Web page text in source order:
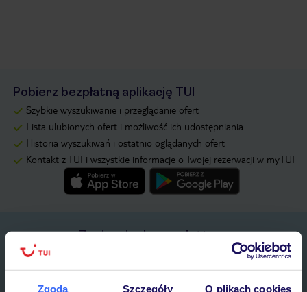
Zgoda Szczegóły O plikach cookies
Pobierz bezpłatną aplikację TUI
Szybkie wyszukiwanie i przeglądanie ofert
Lista ulubionych ofert i możliwość ich udostępniania
Historia wyszukiwań i ostatnio oglądanych ofert
Kontakt z TUI i wszystkie informacje o Twojej rezerwacji w myTUI
Zapisz się do newslettera
IMIĘ*